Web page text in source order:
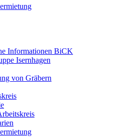
Informationen BiCK
Isernhagen
von Gräbern